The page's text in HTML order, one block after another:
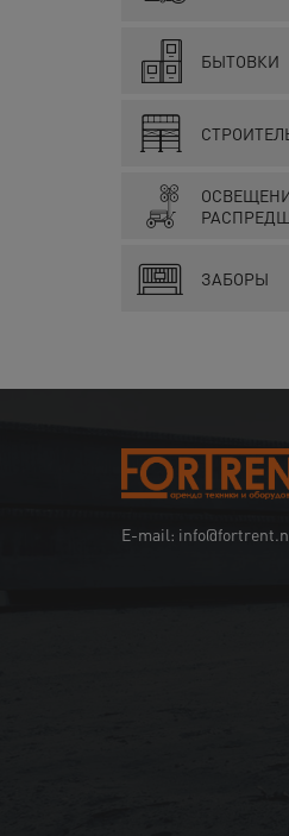
БЫТОВКИ
ЗАБОРЫ
E-mail: